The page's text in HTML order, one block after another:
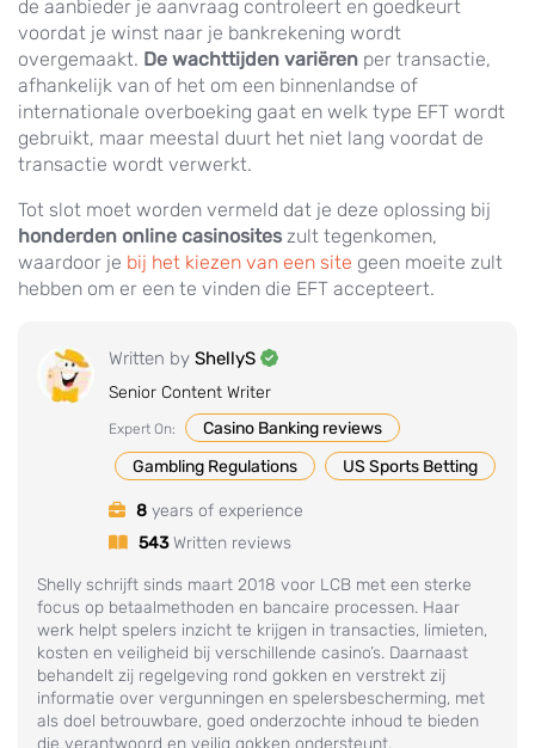
de aanbieder je aanvraag controleert en goedkeurt
voordat je winst naar je bankrekening wordt
overgemaakt. De wachttijden variëren per transactie,
afhankelijk van of het om een binnenlandse of
internationale overboeking gaat en welk type EFT wordt
gebruikt, maar meestal duurt het niet lang voordat de
transactie wordt verwerkt.
Tot slot moet worden vermeld dat je deze oplossing bij
honderden online casinosites zult tegenkomen,
waardoor je bij het kiezen van een site geen moeite zult
hebben om er een te vinden die EFT accepteert.
Written by ShellyS
Senior Content Writer
Expert On:
Casino Banking reviews
Gambling Regulations
US Sports Betting
8years of experience
543Written reviews
Shelly schrijft sinds maart 2018 voor LCB met een sterke
focus op betaalmethoden en bancaire processen. Haar
werk helpt spelers inzicht te krijgen in transacties, limieten,
kosten en veiligheid bij verschillende casino’s. Daarnaast
behandelt zij regelgeving rond gokken en verstrekt zij
informatie over vergunningen en spelersbescherming, met
als doel betrouwbare, goed onderzochte inhoud te bieden
die verantwoord en veilig gokken ondersteunt.